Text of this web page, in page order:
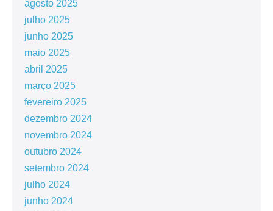
agosto 2025
julho 2025
junho 2025
maio 2025
abril 2025
março 2025
fevereiro 2025
dezembro 2024
novembro 2024
outubro 2024
setembro 2024
julho 2024
junho 2024